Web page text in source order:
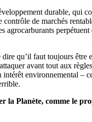
durable, qui
contrôle de marchés
agrocarburants
qu’il faut toujours
avant tout aux
environnemental –
Planète, comme le